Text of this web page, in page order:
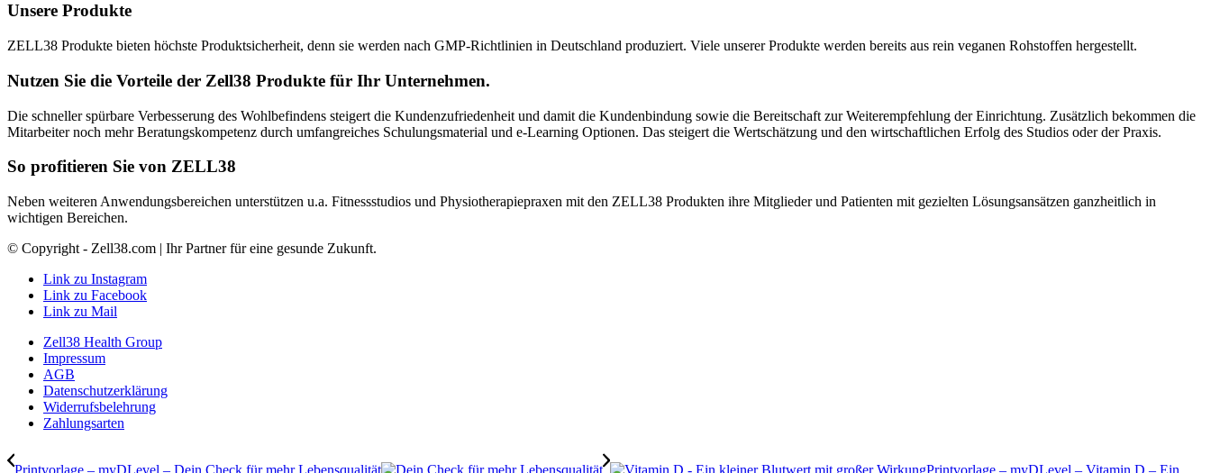
Unsere Produkte
ZELL38 Produkte bieten höchste Produktsicherheit, denn sie werden nach GMP-Richtlinien in Deutschland produziert. Viele unserer Produkte werden bereits aus rein veganen Rohstoffen hergestellt.
Nutzen Sie die Vorteile der Zell38 Produkte für Ihr Unternehmen.
Die schneller spürbare Verbesserung des Wohlbefindens steigert die Kundenzufriedenheit und damit die Kundenbindung sowie die Bereitschaft zur Weiterempfehlung der Einrichtung. Zusätzlich bekommen die
Mitarbeiter noch mehr Beratungskompetenz durch umfangreiches Schulungsmaterial und e-Learning Optionen. Das steigert die Wertschätzung und den wirtschaftlichen Erfolg des Studios oder der Praxis.
So profitieren Sie von ZELL38
Neben weiteren Anwendungsbereichen unterstützen u.a. Fitnessstudios und Physiotherapiepraxen mit den ZELL38 Produkten ihre Mitglieder und Patienten mit gezielten Lösungsansätzen ganzheitlich in
wichtigen Bereichen.
© Copyright - Zell38.com | Ihr Partner für eine gesunde Zukunft.
Link zu Instagram
Link zu Facebook
Link zu Mail
Zell38 Health Group
Impressum
AGB
Datenschutzerklärung
Widerrufsbelehrung
Zahlungsarten
Printvorlage – myDLevel – Dein Check für mehr Lebensqualität Printvorlage – myDLevel – Vitamin D – Ein